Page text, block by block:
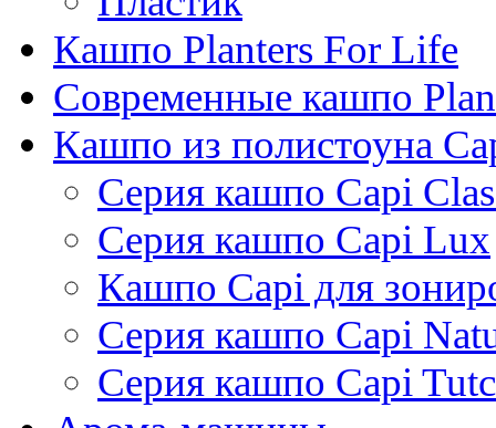
Кашпо Planters For Life
Современные кашпо
Кашпо из полистоуна
Серия кашпо Capi
Серия кашпо Capi Lux
Кашпо Capi для
Серия кашпо Capi
Серия кашпо Capi